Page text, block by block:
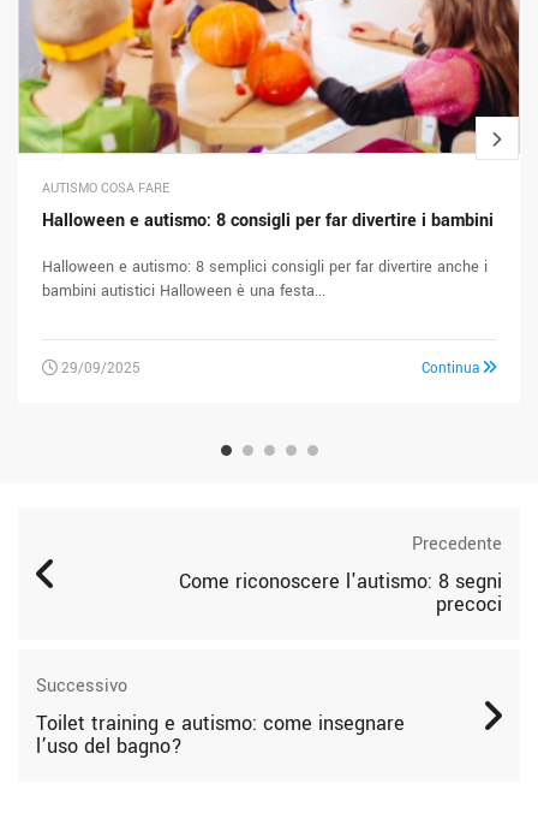
AUTISMO COSA FARE
Halloween e autismo: 8 consigli per far divertire i bambini
Halloween e autismo: 8 semplici consigli per far divertire anche i
bambini autistici Halloween è una festa...
29/09/2025 Continua
Precedente
Come riconoscere l'autismo: 8 segni
precoci
Successivo
Toilet training e autismo: come insegnare
l’uso del bagno?